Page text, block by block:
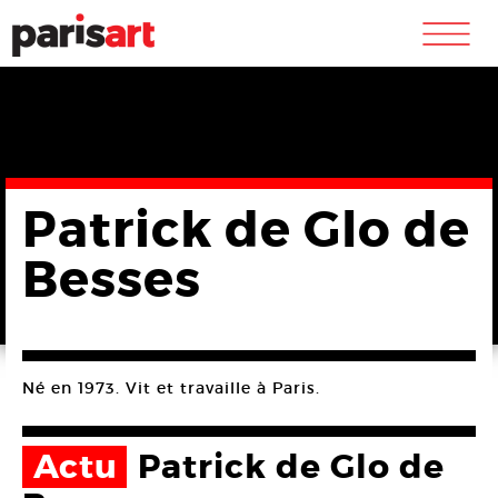
m
Patrick de Glo de
Besses
Né en 1973. Vit et travaille à Paris.
Actu
Patrick de Glo de